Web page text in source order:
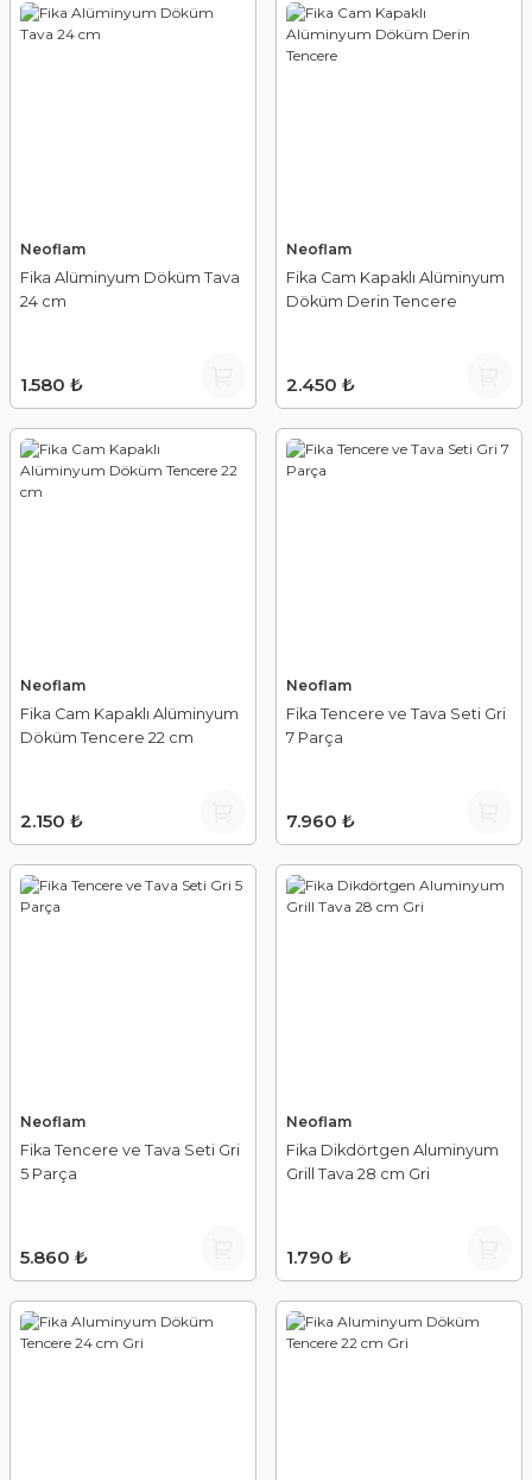
Neoflam
Fika Alüminyum Döküm Tava
24 cm
1.580 ₺
Neoflam
Fika Cam Kapaklı Alüminyum
Döküm Derin Tencere
2.450 ₺
Neoflam
Fika Cam Kapaklı Alüminyum
Döküm Tencere 22 cm
2.150 ₺
Neoflam
Fika Tencere ve Tava Seti Gri
7 Parça
7.960 ₺
Neoflam
Fika Tencere ve Tava Seti Gri
5 Parça
5.860 ₺
Neoflam
Fika Dikdörtgen Aluminyum
Grill Tava 28 cm Gri
1.790 ₺